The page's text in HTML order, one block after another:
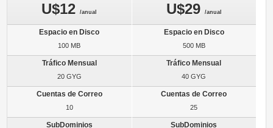
U$12/anual
100 MB
20 GYG
10
U$29 /anual
500 MB
40 GYG
25